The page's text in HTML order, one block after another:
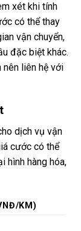
xét khi tính
có thể thay
vận chuyển,
đặc biệt khác.
liên hệ với
dịch vụ vận
cước có thể
hình hàng hóa,
KM)